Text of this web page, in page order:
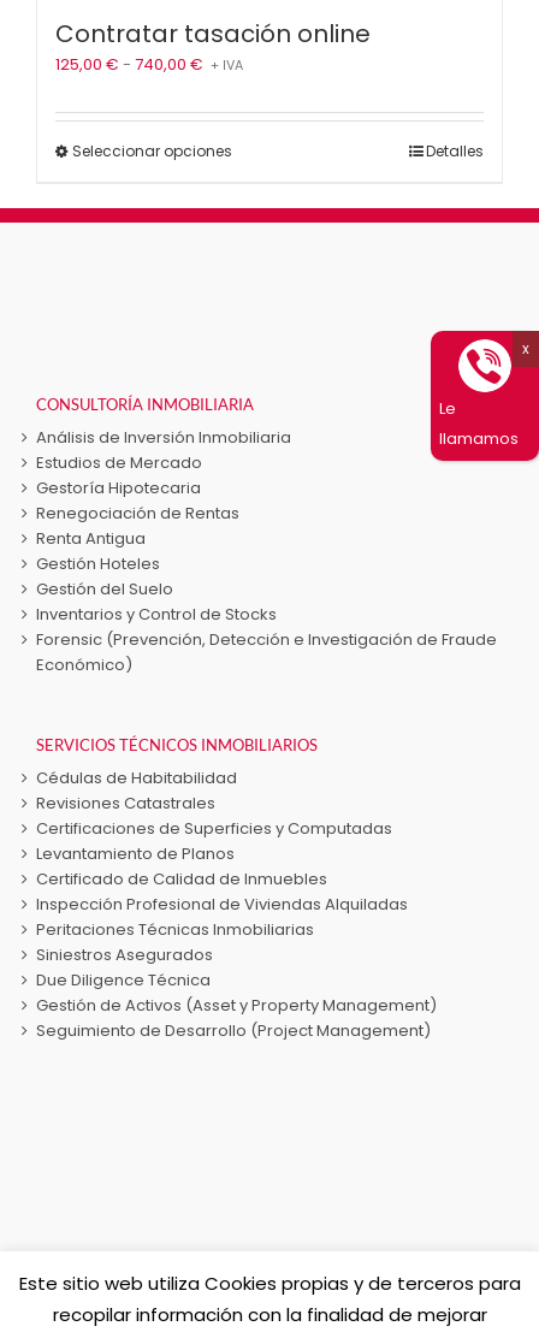
Contratar tasación online
125,00 € - 740,00 € Rango
precios:
740,00 €
+ IVA
Seleccionar opciones
múltiples
en
la
producto
Detalles
CONSULTORÍA INMOBILIARIA
Análisis de Inversión Inmobiliaria
Estudios de Mercado
Gestoría Hipotecaria
Renegociación de Rentas
Renta Antigua
Gestión Hoteles
Gestión del Suelo
Inventarios y Control de Stocks
Forensic (Prevención, Detección e Investigación de Fraude
Económico)
SERVICIOS TÉCNICOS INMOBILIARIOS
Cédulas de Habitabilidad
Revisiones Catastrales
Certificaciones de Superficies y Computadas
Levantamiento de Planos
Certificado de Calidad de Inmuebles
Inspección Profesional de Viviendas Alquiladas
Peritaciones Técnicas Inmobiliarias
Siniestros Asegurados
Due Diligence Técnica
Gestión de Activos (Asset y Property Management)
Seguimiento de Desarrollo (Project Management)
Sociedad de Tasación TASIBERICA
Este sitio web utiliza Cookies propias y de terceros para
recopilar información con la finalidad de mejorar
Le
llamamos